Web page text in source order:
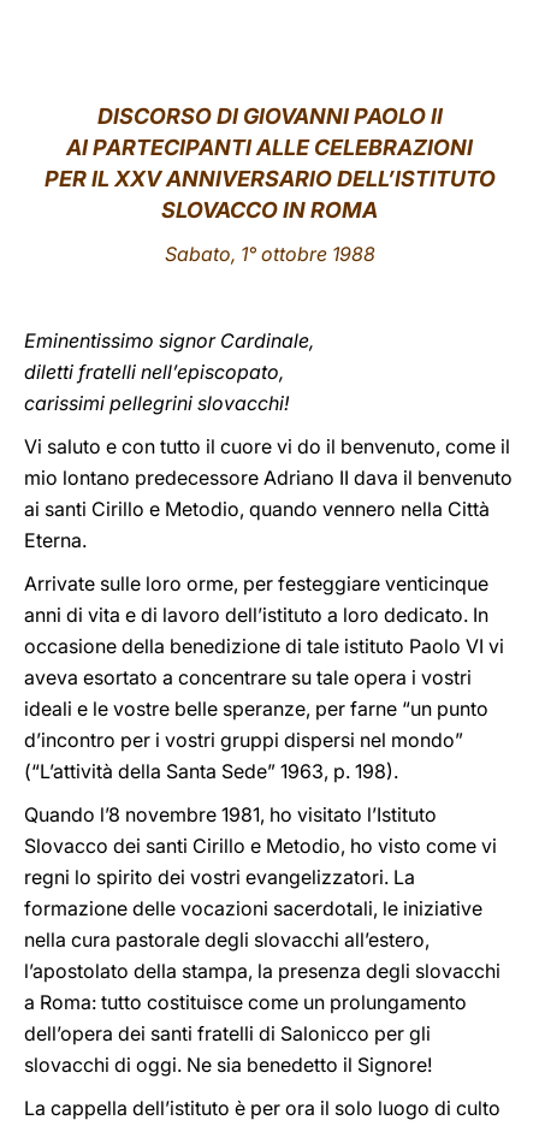
DISCORSO DI GIOVANNI PAOLO II
AI PARTECIPANTI ALLE CELEBRAZIONI
PER IL XXV ANNIVERSARIO DELL’ISTITUTO
SLOVACCO IN ROMA
Sabato, 1° ottobre 1988
Eminentissimo signor Cardinale,
diletti fratelli nell’episcopato,
carissimi pellegrini slovacchi!
Vi saluto e con tutto il cuore vi do il benvenuto, come il
mio lontano predecessore Adriano II dava il benvenuto
ai santi Cirillo e Metodio, quando vennero nella Città
Eterna.
Arrivate sulle loro orme, per festeggiare venticinque
anni di vita e di lavoro dell’istituto a loro dedicato. In
occasione della benedizione di tale istituto Paolo VI vi
aveva esortato a concentrare su tale opera i vostri
ideali e le vostre belle speranze, per farne “un punto
d’incontro per i vostri gruppi dispersi nel mondo”
(“L’attività della Santa Sede” 1963, p. 198).
Quando l’8 novembre 1981, ho visitato l’Istituto
Slovacco dei santi Cirillo e Metodio, ho visto come vi
regni lo spirito dei vostri evangelizzatori. La
formazione delle vocazioni sacerdotali, le iniziative
nella cura pastorale degli slovacchi all’estero,
l’apostolato della stampa, la presenza degli slovacchi
a Roma: tutto costituisce come un prolungamento
dell’opera dei santi fratelli di Salonicco per gli
slovacchi di oggi. Ne sia benedetto il Signore!
La cappella dell’istituto è per ora il solo luogo di culto